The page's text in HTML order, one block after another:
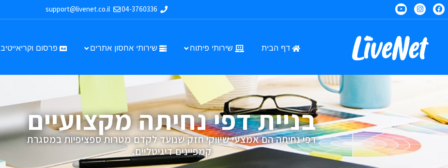
04-3760336
support@livenet.co.il
דף הבית שירותי פיתוח שירותי אחסון אתרים פרסום וקריאייטיב
בניית דפי נחיתה מקצועיים
דפי נחיתה הם אמצעי שיווקי חזק שנועד לקדם מטרות ספציפיות במסגרת
קמפיינים דיגיטליים.